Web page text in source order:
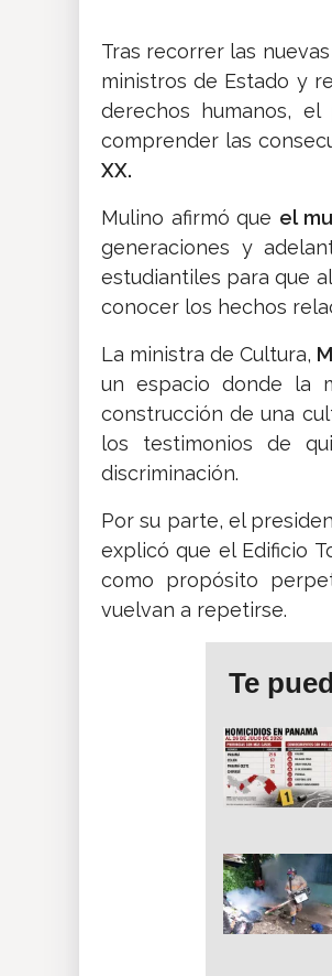
Tras recorrer las
ministros de Estado y
derechos humanos,
comprender las
XX.
Mulino afirmó que el
generaciones y
estudiantiles para que
conocer los hechos
La ministra de Cultura,
un espacio donde la
construcción de una
los testimonios de
discriminación.
Por su parte, el
explicó que el Edificio
como propósito
vuelvan a repetirse.
Te